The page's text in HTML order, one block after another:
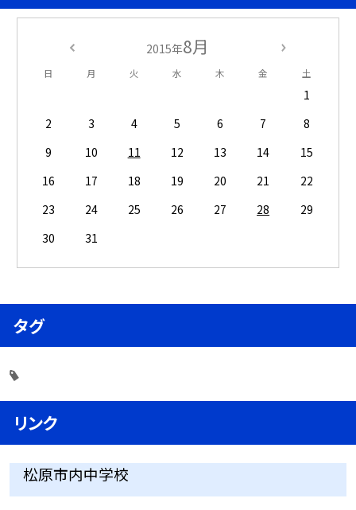
2015年8月
日 月 火 水 木 金 土
1
2
3 4 5 6 7
8
9
10 11 12 13 14
15
16
17 18 19 20 21
22
23
24 25 26 27 28
29
30
31
タグ
リンク
松原市内中学校